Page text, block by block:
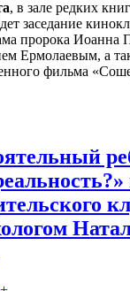
, в зале редких
заседание
пророка Иоанна
Ермолаевым, а
фильма